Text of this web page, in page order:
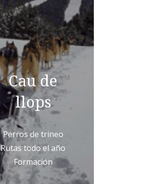
Cau de
llops
Perros de trineo
Rutas todo el año
Formación